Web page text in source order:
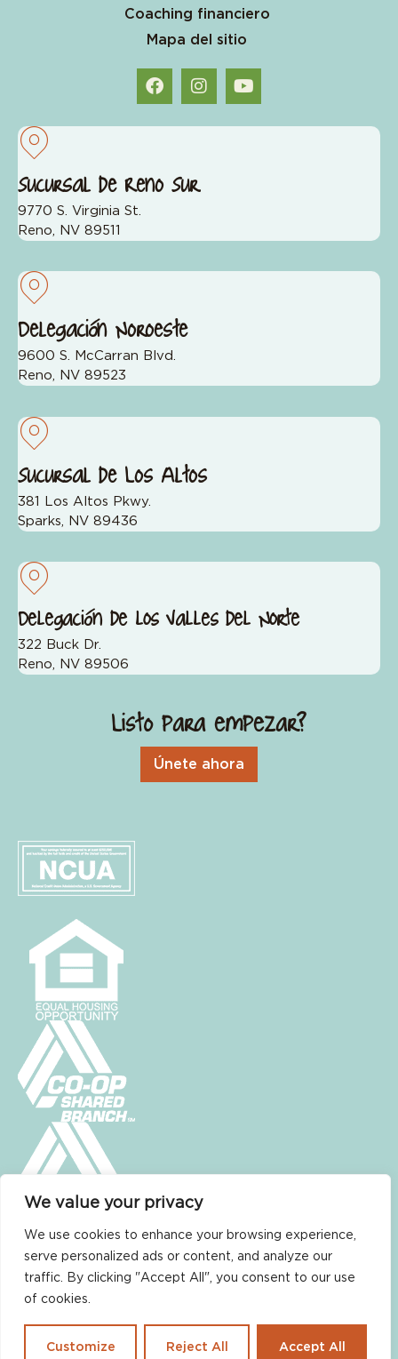
We value your privacy
We use cookies to enhance your browsing experience,
serve personalized ads or content, and analyze our
traffic. By clicking "Accept All", you consent to our use
of cookies.
Customize Reject All Accept All
Coaching financiero
Mapa del sitio
Sucursal de Reno Sur
9770 S. Virginia St.
Reno, NV 89511
Delegación Noroeste
9600 S. McCarran Blvd.
Reno, NV 89523
Sucursal de Los Altos
381 Los Altos Pkwy.
Sparks, NV 89436
Delegación de los Valles del Norte
322 Buck Dr.
Reno, NV 89506
¿Listo para empezar?
Únete ahora
Política de no discriminación
Condiciones de uso
Declaración de confidencialidad